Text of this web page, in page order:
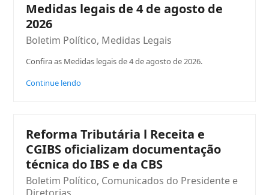
Medidas legais de 4 de agosto de
2026
Boletim Político, Medidas Legais
Confira as Medidas legais de 4 de agosto de 2026.
Continue lendo
Reforma Tributária l Receita e
CGIBS oficializam documentação
técnica do IBS e da CBS
Boletim Político, Comunicados do Presidente e